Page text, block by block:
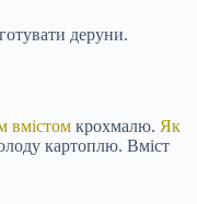
готувати деруни.
вмістом крохмалю. Як
картоплю. Вміст